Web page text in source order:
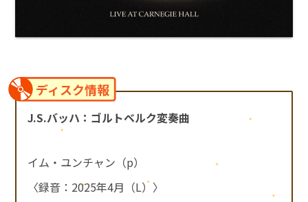
ディスク情報
J.S.バッハ：ゴルトベルク変奏曲
イム・ユンチャン（p）
〈録音：2025年4月（L）〉